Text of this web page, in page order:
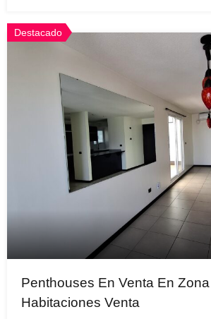
Destacado
Penthouses En Venta En
Habitaciones Venta